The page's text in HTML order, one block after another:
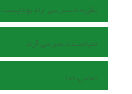
نظریه دسترسی آزاد بوداپست (BOAI)
سیاست دسترسی آزاد
تماس با ما